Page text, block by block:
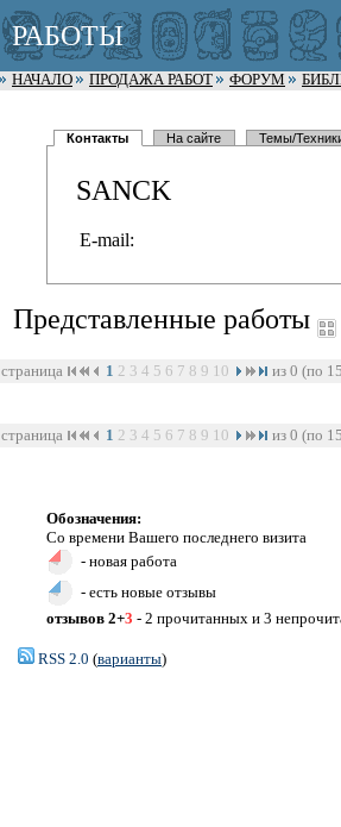
РАБОТЫ
НАЧАЛО ПРОДАЖА РАБОТ ФОРУМ
Контакты На сайте Темы/
SANCK
E-mail:
Представленные работы
страница 1 2 3 4 5 6 7 8 9 10 из 0 (по
страница 1 2 3 4 5 6 7 8 9 10 из 0 (по
Обозначения:
Со времени Вашего последнего визита
- новая работа
- есть новые отзывы
отзывов 2+3 - 2 прочитанных и 3
RSS 2.0 (варианты)